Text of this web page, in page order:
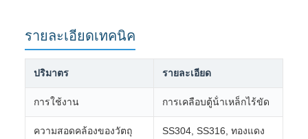
รายละเอียดเทคนิค
ปริมาตร รายละเอียด
การใช้งาน การเคลือบตู้น้ําเหล็กไร้ขัด
ความสอดคล้องของวัตถุ SS304, SS316, ทองแดง